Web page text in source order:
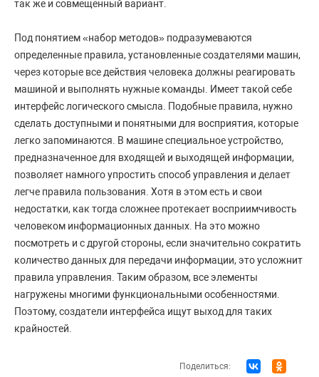
так же и совмещенный вариант.
Под понятием «набор методов» подразумеваются
определенные правила, установленные создателями машин,
через которые все действия человека должны реагировать
машиной и выполнять нужные команды. Имеет такой себе
интерфейс логического смысла. Подобные правила, нужно
сделать доступными и понятными для восприятия, которые
легко запоминаются. В машине специальное устройство,
предназначенное для входящей и выходящей информации,
позволяет намного упростить способ управления и делает
легче правила пользования. Хотя в этом есть и свои
недостатки, как тогда сложнее протекает восприимчивость
человеком информационных данных. На это можно
посмотреть и с другой стороны, если значительно сократить
количество данных для передачи информации, это усложнит
правила управления. Таким образом, все элементы
нагружены многими функциональными особенностями.
Поэтому, создатели интерфейса ищут выход для таких
крайностей.
Поделиться: